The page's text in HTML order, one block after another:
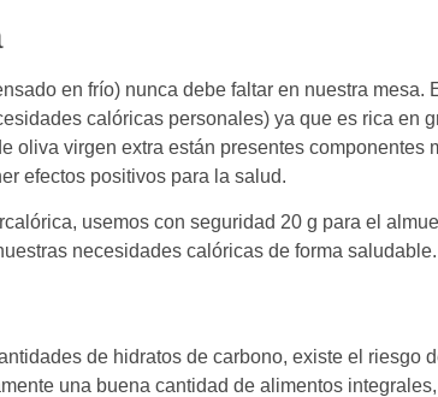
en frío) nunca debe faltar en nuestra
calóricas personales) ya que es rica en
oliva virgen extra están presentes
efectos positivos para la salud.
usemos con seguridad 20 g para el
necesidades calóricas de forma saludable.
de hidratos de carbono, existe el riesgo
una buena cantidad de alimentos